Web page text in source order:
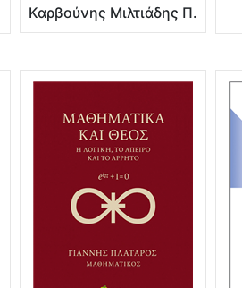
Καρβούνης Μιλτιάδης Π.